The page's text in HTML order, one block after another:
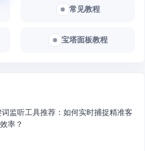
常见教程
宝塔面板教程
监听工具推荐：如何实时捕捉精准客
率？